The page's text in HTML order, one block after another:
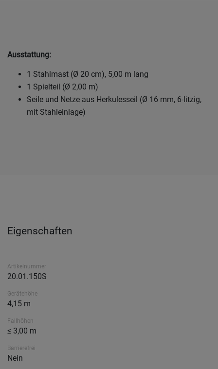
Ausstattung:
1 Stahlmast (Ø 20 cm), 5,00 m lang
1 Spielteil (Ø 2,00 m)
Seile und Netze aus Herkulesseil (Ø 16 mm, 6-litzig,
mit Stahleinlage)
Eigenschaften
Artikelnummer
20.01.150S
Gerätehöhe
4,15 m
Fallhöhen
≤ 3,00 m
Barrierefrei
Nein